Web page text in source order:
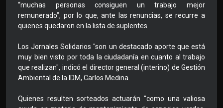
“muchas personas consiguen un trabajo mejor
remunerado”, por lo que, ante las renuncias, se recurre a
quienes quedaron en la lista de suplentes.
Los Jornales Solidarios "son un destacado aporte que está
muy bien visto por toda la ciudadanía en cuanto al trabajo
que realizan", indicó el director general (interino) de Gestión
Ambiental de la IDM, Carlos Medina.
Quienes resulten sorteados actuarán "como una valiosa